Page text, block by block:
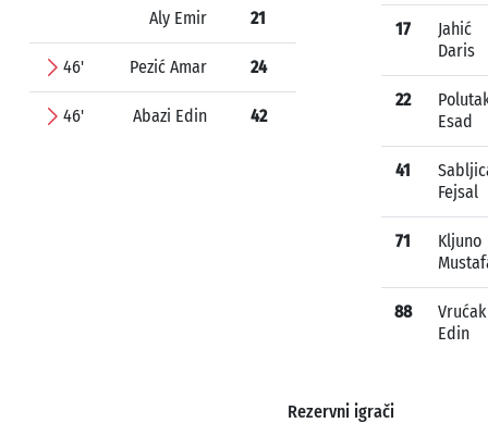
Aly Emir 21
46' Pezić Amar 24
46' Abazi Edin 42
17
Jahić
Daris
22
Esad
41
Fejsal
71
Kljuno
88
Vrućak
Edin
Rezervni igrači